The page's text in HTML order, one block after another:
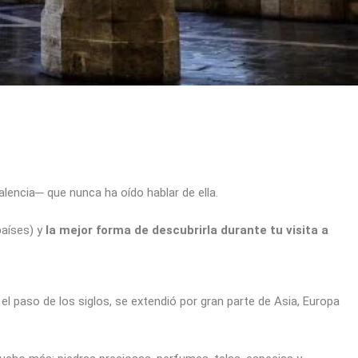
que nunca ha oído hablar de ella.
y la mejor forma de descubrirla durante tu visita a
paso de los siglos, se extendió por gran parte de Asia, Europa